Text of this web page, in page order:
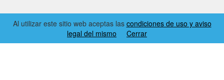
Al utilizar este sitio web aceptas las condiciones de uso y aviso
legal del mismo
Cerrar